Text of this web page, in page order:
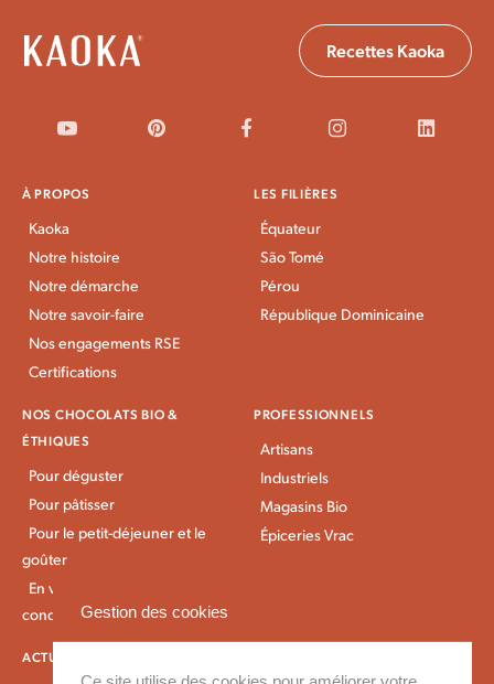
Recettes Kaoka
À PROPOS
Kaoka
Notre histoire
Notre démarche
Notre savoir-faire
Nos engagements RSE
Certifications
LES FILIÈRES
Équateur
São Tomé
Pérou
République Dominicaine
NOS CHOCOLATS BIO &
ÉTHIQUES
Pour déguster
Pour pâtisser
Pour le petit-déjeuner et le
goûter
En vrac et gros
conditionnement
PROFESSIONNELS
Artisans
Industriels
Magasins Bio
Épiceries Vrac
ACTUALITÉS KAOKA
Gestion des cookies